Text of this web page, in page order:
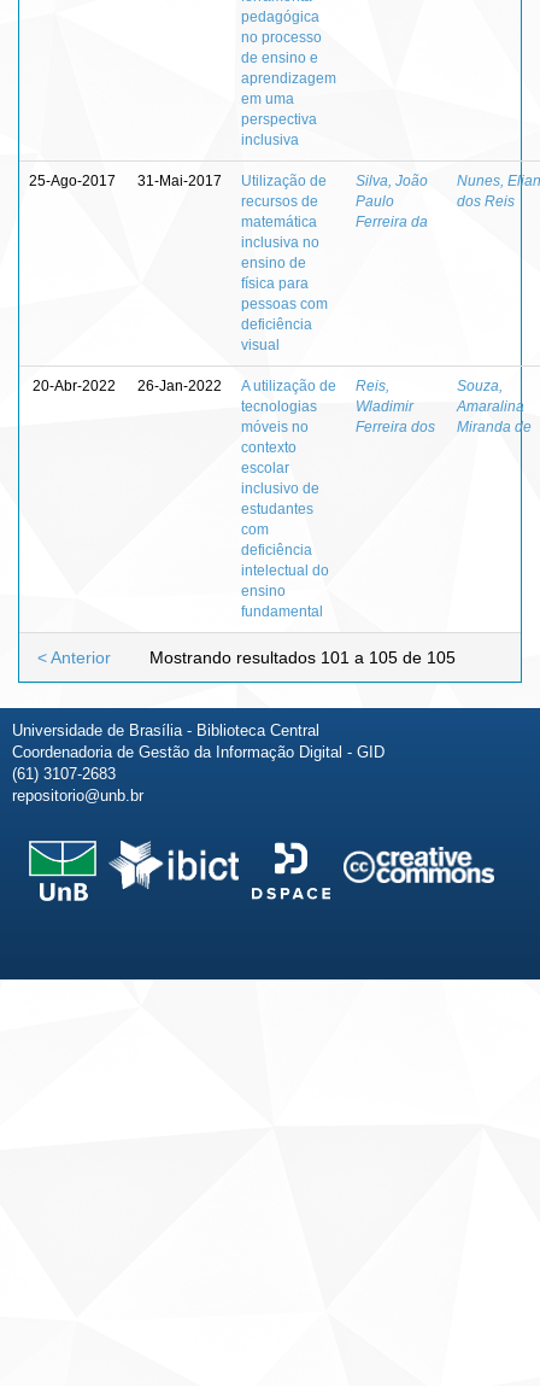
pedagógica
no processo
de ensino e
aprendizagem
em uma
perspectiva
inclusiva
25-Ago-2017 31-Mai-2017
Utilização de
recursos de
matemática
inclusiva no
ensino de
física para
pessoas com
deficiência
visual
Silva, João
Paulo
Ferreira da
Nunes,
dos Reis
20-Abr-2022 26-Jan-2022
A utilização de
tecnologias
móveis no
contexto
escolar
inclusivo de
estudantes
com
deficiência
intelectual do
ensino
fundamental
Reis,
Wladimir
Ferreira dos
Souza,
Amaralina
Miranda de
Mostrando resultados 101 a 105 de 105
< Anterior
Universidade de Brasília - Biblioteca Central
Coordenadoria de Gestão da Informação Digital - GID
(61) 3107-2683
repositorio@unb.br